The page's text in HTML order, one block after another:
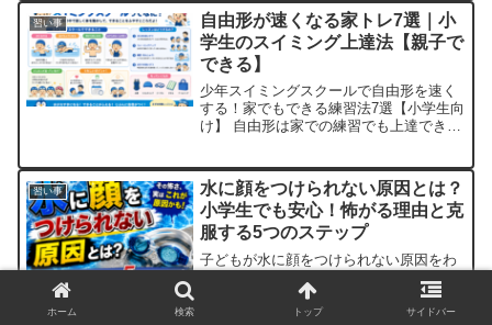
習い事
自由形が速くなる家トレ7選｜小
学生のスイミング上達法【親子で
できる】
少年スイミングスクールで自由形を速く
する！家でもできる練習法7選【小学生向
け】 自由形は家での練習でも上達でき
まらない…」 そんな悩みを持つご家庭
[…]
習い事
水に顔をつけられない原因とは？
小学生でも安心！怖がる理由と克
服する5つのステップ
子どもが水に顔をつけられない原因をわ
できる練習方法、保護者の声かけのポイ
ントまで詳しく紹介します。
ホーム 検索 トップ サイドバー